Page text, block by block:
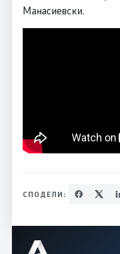
Манасиевски.
СПОДЕЛИ: